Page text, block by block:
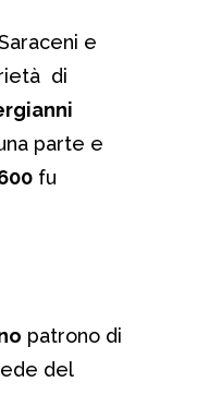
e
di
parte e
fu
patrono di
del